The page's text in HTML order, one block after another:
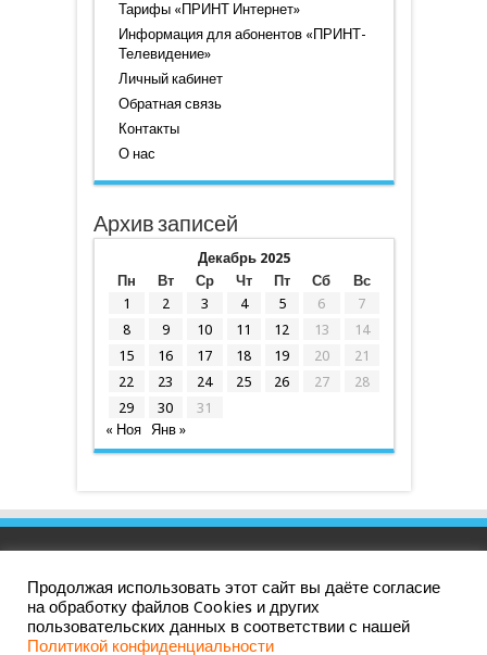
Тарифы «ПРИНТ Интернет»
Информация для абонентов «ПРИНТ-
Телевидение»
Личный кабинет
Обратная связь
Контакты
О нас
Архив записей
Декабрь 2025
Пн
Вт Ср Чт Пт Сб
Вс
1
2 3 4 5 6
7
8
9 10 11 12 13
14
15
16 17 18 19 20
21
22
23 24 25 26 27
28
29
30
31
« Ноя
Янв »
Политика конфиденциальности| СОУТ
Продолжая использовать этот сайт вы даёте согласие
на обработку файлов Cookies и других
пользовательских данных в соответствии с нашей
Политикой конфиденциальности